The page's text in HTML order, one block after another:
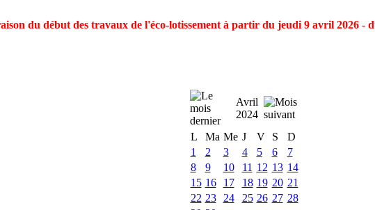
du début des travaux de l'éco-lotissement à partir du jeudi 9 avril 2026 -
Avril
2024
L
Ma Me J V S
D
1
2 3 4 5 6
7
8
9 10 11 12 13 14
15 16 17 18 19 20 21
22 23 24 25 26 27 28